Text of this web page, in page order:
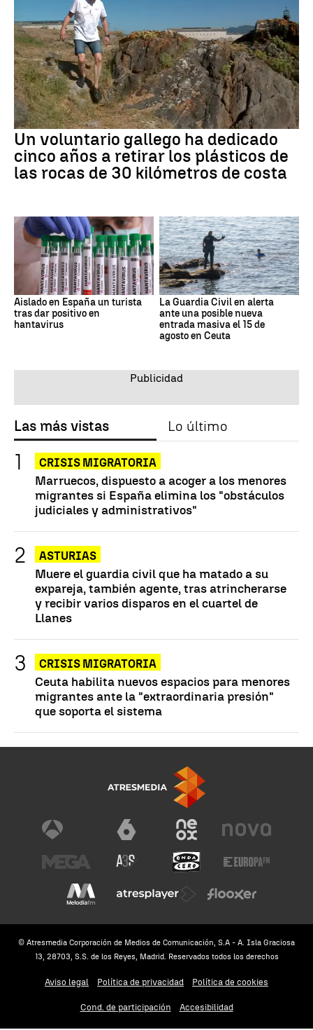
Un voluntario gallego ha dedicado
cinco años a retirar los plásticos de
las rocas de 30 kilómetros de costa
Aislado en España un turista
tras dar positivo en
hantavirus
La Guardia Civil en alerta
ante una posible nueva
entrada masiva el 15 de
agosto en Ceuta
Las más vistas Lo último
CRISIS MIGRATORIA
Marruecos, dispuesto a acoger a los menores
migrantes si España elimina los "obstáculos
judiciales y administrativos"
ASTURIAS
Muere el guardia civil que ha matado a su
expareja, también agente, tras atrincherarse
y recibir varios disparos en el cuartel de
Llanes
CRISIS MIGRATORIA
Ceuta habilita nuevos espacios para menores
migrantes ante la "extraordinaria presión"
que soporta el sistema
© Atresmedia Corporación de Medios de Comunicación, S.A - A. Isla Graciosa
13, 28703, S.S. de los Reyes, Madrid. Reservados todos los derechos
Aviso legal Política de privacidad Política de cookies
Cond. de participación Accesibilidad